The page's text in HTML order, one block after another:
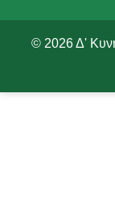
© 2026 Δ'